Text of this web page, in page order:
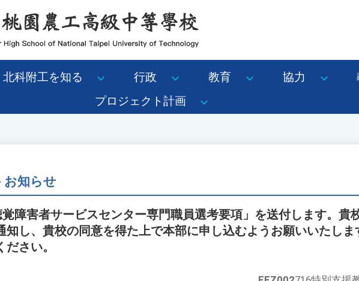
北科附工を知る 行政 教育 協力
プロジェクト計画
お知らせ
覚障害者サービスセンター専門職員選考要項」を送付します。貴
知し、貴校の同意を得た上で本部に申し込むようお願いいたしま
さい。